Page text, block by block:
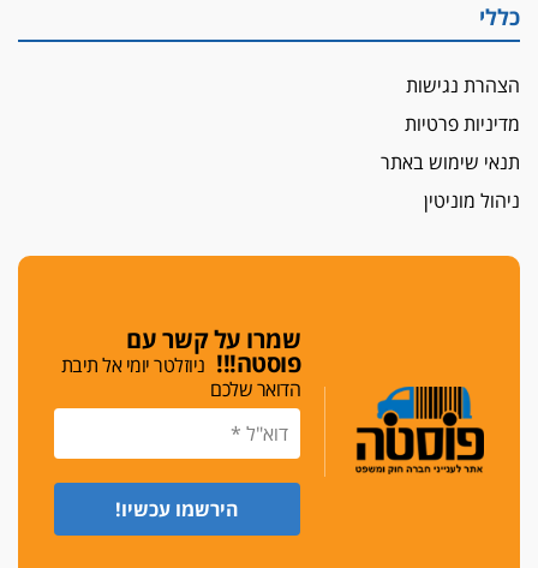
כללי
הצהרת נגישות
מדיניות פרטיות
תנאי שימוש באתר
ניהול מוניטין
שמרו על קשר עם
פוסטה!!! ניוזלטר יומי אל תיבת
הדואר שלכם